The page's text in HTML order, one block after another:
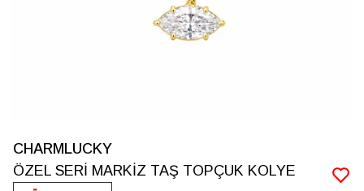
CHARMLUCKY
ÖZEL SERİ MARKİZ TAŞ TOPÇUK KOLYE